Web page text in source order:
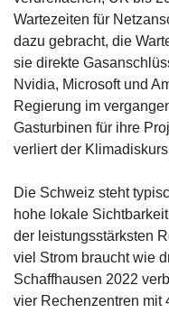
Wartezeiten für
dazu gebracht, die
sie direkte
Nvidia, Microsoft und
Regierung im
Gasturbinen für ihre
verliert der
Die Schweiz steht
hohe lokale
der leistungsstärksten
viel Strom braucht wie
Schaffhausen 2022
vier Rechenzentren mit